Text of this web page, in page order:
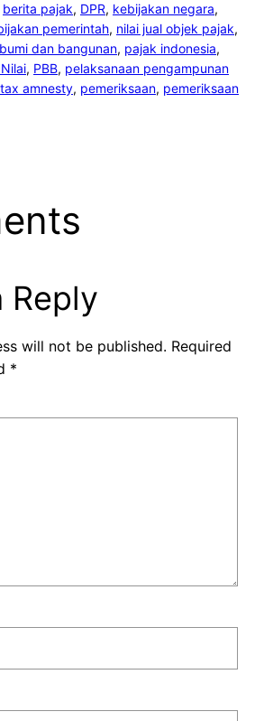
berita pajak, DPR, kebijakan negara
pemerintah, nilai jual objek pajak
dan bangunan, pajak indonesia
, PBB, pelaksanaan pengampunan
amnesty, pemeriksaan, pemeriksaan
Reply
will not be published. Required
*